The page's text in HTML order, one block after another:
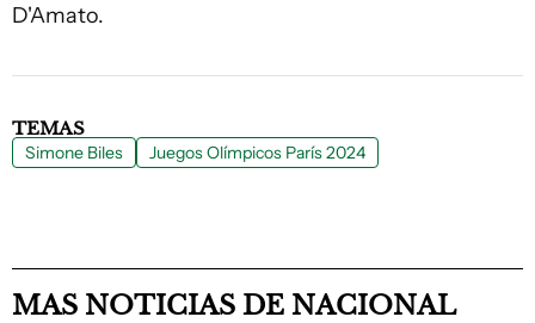
D'Amato.
TEMAS
Simone Biles Juegos Olímpicos París 2024
MAS NOTICIAS DE NACIONAL